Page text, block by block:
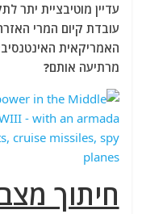
עדיין מוטיבציית
עובדת קיום המרי
האמריקאית
מרתיעה אותם?
חיתוך